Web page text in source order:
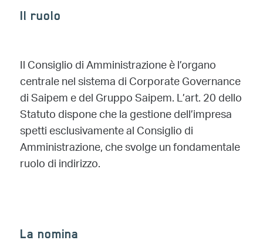
Il ruolo
Il Consiglio di Amministrazione è l’organo
centrale nel sistema di Corporate Governance
di Saipem e del Gruppo Saipem. L’art. 20 dello
Statuto dispone che la gestione dell’impresa
spetti esclusivamente al Consiglio di
Amministrazione, che svolge un fondamentale
ruolo di indirizzo.
La nomina